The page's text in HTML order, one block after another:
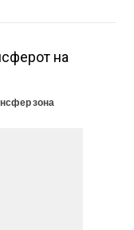
на
зона